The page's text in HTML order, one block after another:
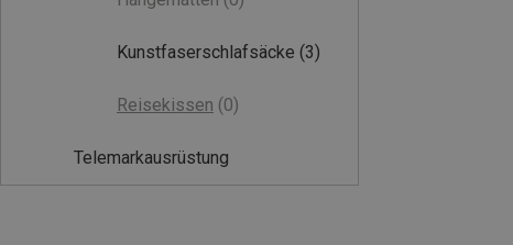
Kunstfaserschlafsäcke (3)
Reisekissen (0)
Telemarkausrüstung